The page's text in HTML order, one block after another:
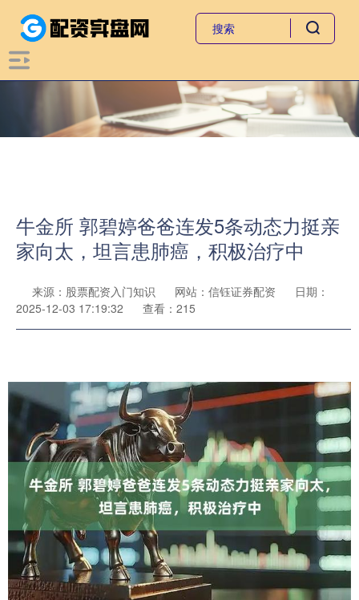
牛金所 郭碧婷爸爸连发5条动态力挺亲
家向太，坦言患肺癌，积极治疗中
来源：股票配资入门知识 网站：信钰证券配资
日期：
2025-12-03 17:19:32
查看：215